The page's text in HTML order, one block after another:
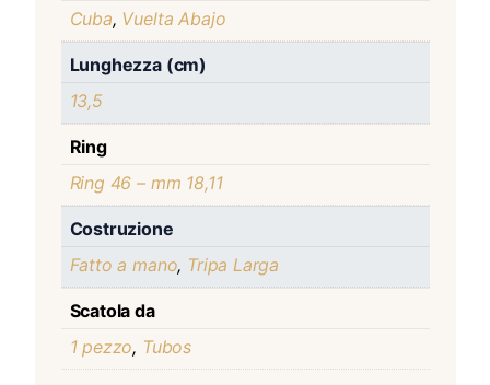
Cuba, Vuelta Abajo
Lunghezza (cm)
13,5
Ring
Ring 46 – mm 18,11
Costruzione
Fatto a mano, Tripa Larga
Scatola da
1 pezzo, Tubos